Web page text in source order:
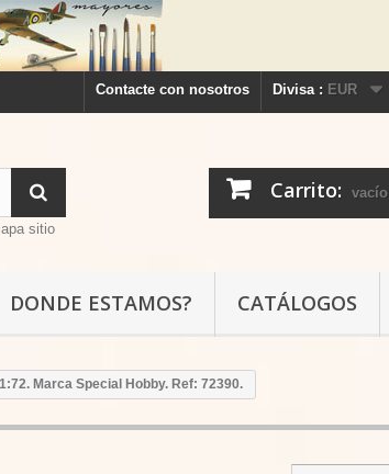
Divisa : EUR
Contacte con nosotros
Carrito: vacío
sitio
DONDE ESTAMOS? CATÁLOGOS
Marca Special Hobby. Ref: 72390.